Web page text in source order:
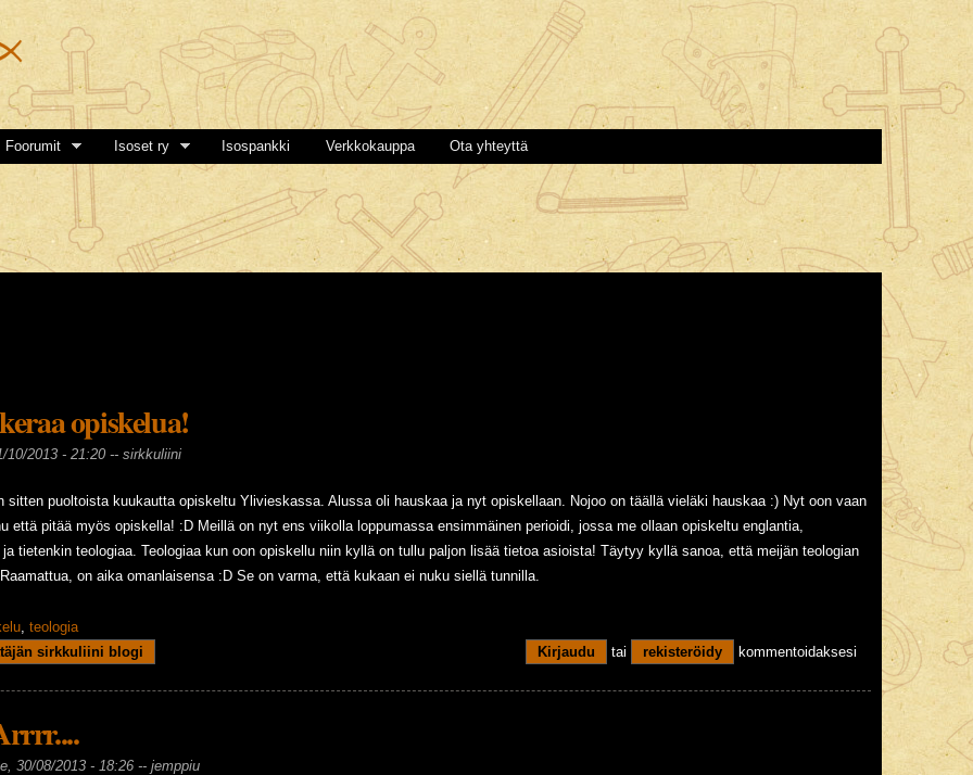
Hyppää
pääsisältöön
Foorumit Isoset ry Isospankki Verkkokauppa Ota yhteyttä
opiskelua!
10/2013 - 21:20 -- sirkkuliini
sitten puoltoista kuukautta opiskeltu Ylivieskassa. Alussa oli hauskaa ja nyt opiskellaan. Nojoo on täällä vieläki hauskaa :) Nyt oon vaan
että pitää myös opiskella! :D Meillä on nyt ens viikolla loppumassa ensimmäinen perioidi, jossa me ollaan opiskeltu englantia,
tietenkin teologiaa. Teologiaa kun oon opiskellu niin kyllä on tullu paljon lisää tietoa asioista! Täytyy kyllä sanoa, että meijän teologian
on aika omanlaisensa :D Se on varma, että kukaan ei nuku siellä tunnilla.
teologia
opiskelua!
sirkkuliini blogi Kirjaudu tai rekisteröidy kommentoidaksesi
30/08/2013 - 18:26 -- jemppiu